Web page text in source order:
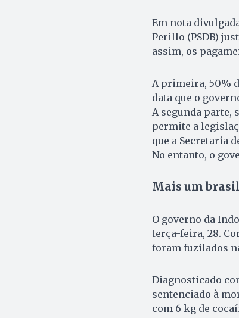
Em nota
Perillo (PSDB)
assim, os
A primeira, 50%
data que o
A segunda parte,
permite a
que a Secretaria
No entanto, o
Mais um
O governo da
terça-feira, 28.
foram fuzilados
Diagnosticado
sentenciado à
com 6 kg de